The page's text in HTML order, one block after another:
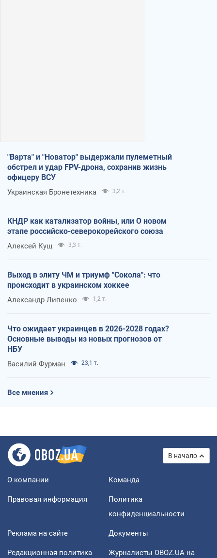
"Варта" и "Новатор" выдержали пулеметный
обстрел и удар FPV-дрона, сохранив жизнь
офицеру ВСУ
Украинская Бронетехника 3,2 т.
КНДР как катализатор войны, или О новом
этапе российско-северокорейского союза
Алексей Кущ 3,3 т.
Выход в элиту ЧМ и триумф "Сокола": что
происходит в украинском хоккее
Александр Липенко 1,2 т.
Что ожидает украинцев в 2026-2028 годах?
Основные выводы из новых прогнозов от
НБУ
Василий Фурман 23,1 т.
Все мнения
В начало
О компании Команда
Правовая информация
Политика
конфиденциальности
Реклама на сайте Документы
Редакционная политика
Журналисты OBOZ.UA на